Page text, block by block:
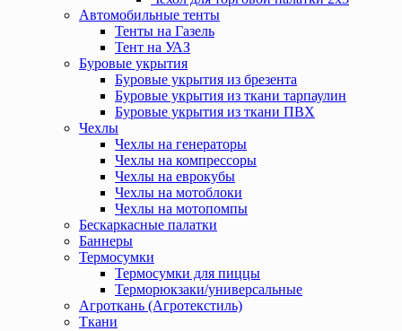
Автомобильные тенты
Тенты на Газель
Тент на УАЗ
Буровые укрытия
Буровые укрытия из брезента
Буровые укрытия из ткани тарпаулин
Буровые укрытия из ткани ПВХ
Чехлы
Чехлы на генераторы
Чехлы на компрессоры
Чехлы на еврокубы
Чехлы на мотоблоки
Чехлы на мотопомпы
Бескаркасные палатки
Баннеры
Термосумки
Термосумки для пиццы
Терморюкзаки/универсальные
Агроткань (Агротекстиль)
Ткани